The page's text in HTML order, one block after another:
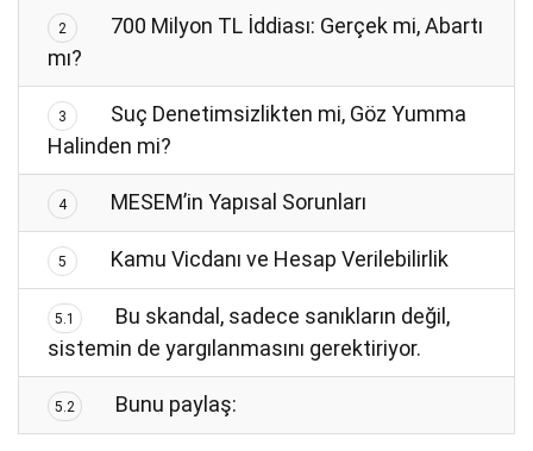
2
700 Milyon TL İddiası: Gerçek mi, Abartı
mı?
3
Suç Denetimsizlikten mi, Göz Yumma
Halinden mi?
4 MESEM’in Yapısal Sorunları
5 Kamu Vicdanı ve Hesap Verilebilirlik
5.1
Bu skandal, sadece sanıkların değil,
sistemin de yargılanmasını gerektiriyor.
5.2 Bunu paylaş: